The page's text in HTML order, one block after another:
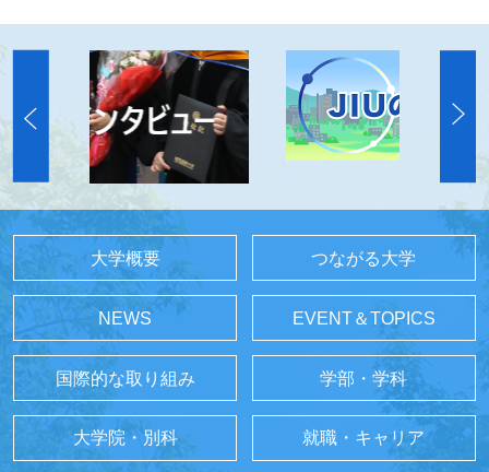
大学概要 つながる大学
NEWS EVENT＆TOPICS
国際的な取り組み 学部・学科
大学院・別科 就職・キャリア